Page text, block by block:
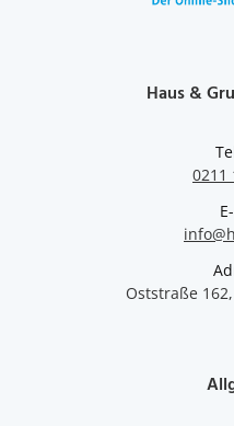
Haus &
0211
Oststraße